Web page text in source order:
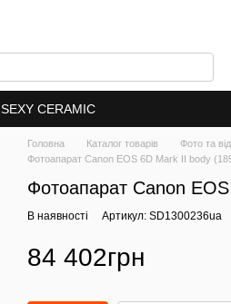
SEXY CERAMIC
Головна Каталог товарів Фото та
Фотоапарат Canon EOS 6D Mark II body
Фотоапарат Canon
В наявності Артикул: SD1300236ua
84 402грн